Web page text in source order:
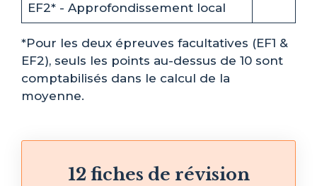
EF2* - Approfondissement local
*Pour les deux épreuves facultatives (EF1 &
EF2), seuls les points au-dessus de 10 sont
comptabilisés dans le calcul de la
moyenne.
12 fiches de révision